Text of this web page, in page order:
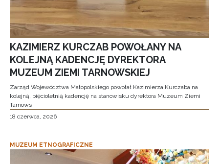
KAZIMIERZ KURCZAB POWOŁANY NA
KOLEJNĄ KADENCJĘ DYREKTORA
MUZEUM ZIEMI TARNOWSKIEJ
Zarząd Województwa Małopolskiego powołał Kazimierza Kurczaba na
kolejną, pięcioletnią kadencję na stanowisku dyrektora Muzeum Ziemi
Tarnows
18 czerwca, 2026
MUZEUM ETNOGRAFICZNE